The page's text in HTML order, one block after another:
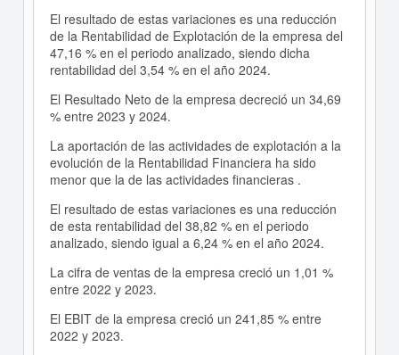
El resultado de estas variaciones es una reducción
de la Rentabilidad de Explotación de la empresa del
47,16 % en el periodo analizado, siendo dicha
rentabilidad del 3,54 % en el año 2024.
El Resultado Neto de la empresa decreció un 34,69
% entre 2023 y 2024.
La aportación de las actividades de explotación a la
evolución de la Rentabilidad Financiera ha sido
menor que la de las actividades financieras .
El resultado de estas variaciones es una reducción
de esta rentabilidad del 38,82 % en el periodo
analizado, siendo igual a 6,24 % en el año 2024.
La cifra de ventas de la empresa creció un 1,01 %
entre 2022 y 2023.
El EBIT de la empresa creció un 241,85 % entre
2022 y 2023.